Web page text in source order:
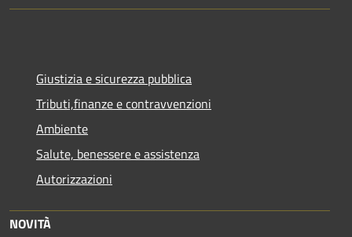
Giustizia e sicurezza pubblica
Tributi,finanze e contravvenzioni
Ambiente
Salute, benessere e assistenza
Autorizzazioni
NOVITÀ